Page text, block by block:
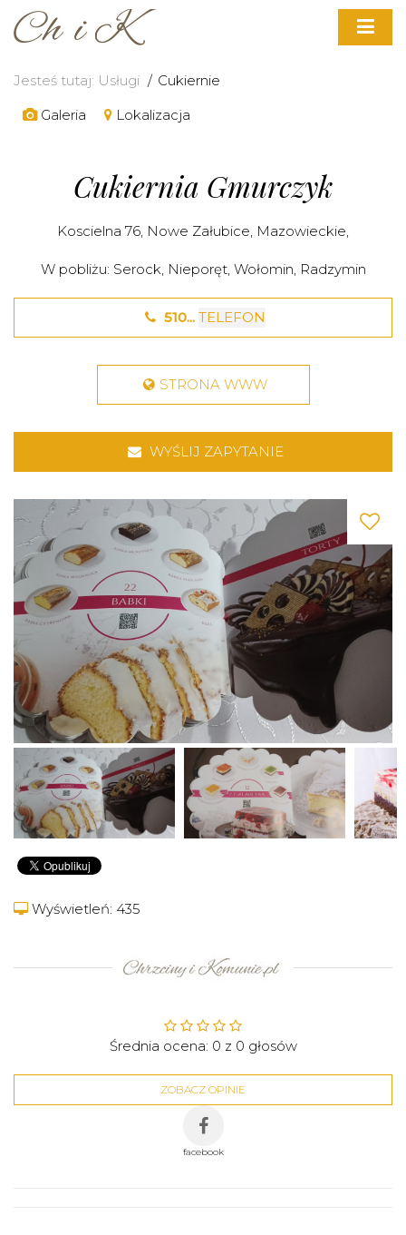
Jesteś tutaj: Usługi
Cukiernie
Galeria
Lokalizacja
Cukiernia Gmurczyk
Koscielna 76, Nowe Załubice, Mazowieckie,
W pobliżu: Serock, Nieporęt, Wołomin, Radzymin
510... TELEFON
STRONA WWW
WYŚLIJ ZAPYTANIE
Wyświetleń: 435
Średnia ocena: 0 z 0 głosów
ZOBACZ OPINIE
facebook